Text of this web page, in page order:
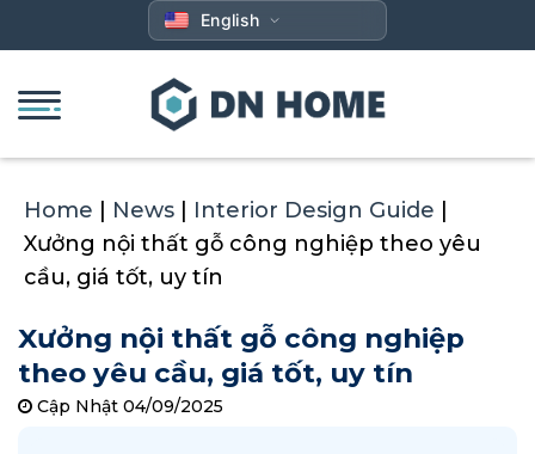
to
English
Home News Interior Design Guide
Xưởng nội thất gỗ công nghiệp theo yêu
cầu, giá tốt, uy tín
Xưởng nội thất gỗ công nghiệp
theo yêu cầu, giá tốt, uy tín
Cập Nhật 04/09/2025